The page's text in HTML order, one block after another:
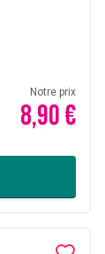
Notre prix
8,90 €